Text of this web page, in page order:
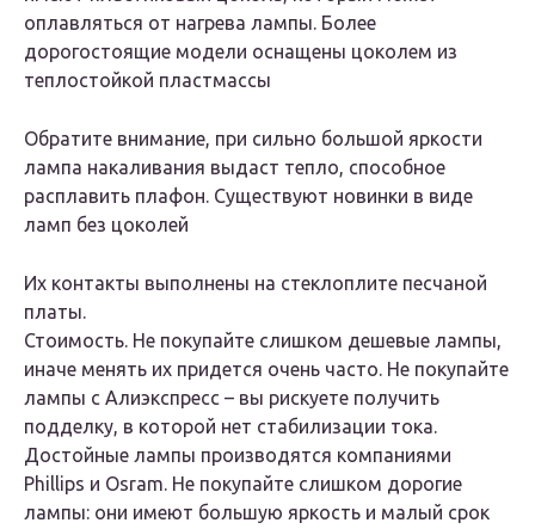
оплавляться от нагрева лампы. Более
дорогостоящие модели оснащены цоколем из
теплостойкой пластмассы
Обратите внимание, при сильно большой яркости
лампа накаливания выдаст тепло, способное
расплавить плафон. Существуют новинки в виде
ламп без цоколей
Их контакты выполнены на стеклоплите песчаной
платы.
Стоимость. Не покупайте слишком дешевые лампы,
иначе менять их придется очень часто. Не покупайте
лампы с Алиэкспресс – вы рискуете получить
подделку, в которой нет стабилизации тока.
Достойные лампы производятся компаниями
Phillips и Osram. Не покупайте слишком дорогие
лампы: они имеют большую яркость и малый срок